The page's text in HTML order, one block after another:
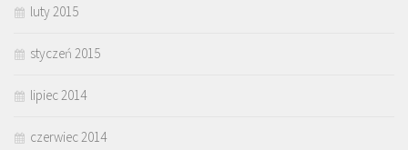
luty 2015
styczeń 2015
lipiec 2014
czerwiec 2014